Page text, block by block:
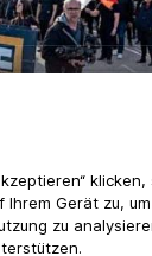
Ihrem Gerät zu,
zu